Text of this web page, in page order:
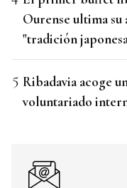
Ourense ultima
"tradición
Ribadavia acoge
voluntariado